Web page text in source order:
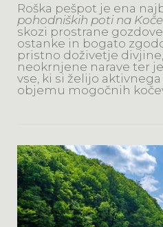
Roška pešpot je ena
pohodniških poti na
skozi prostrane
ostanke in bogato
pristno doživetje
neokrnjene narave ter
vse, ki si želijo
objemu mogočnih